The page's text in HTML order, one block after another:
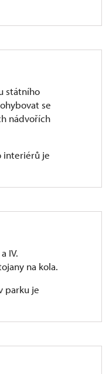
státního
se
nádvořích
interiérů je
IV.
na kola.
parku je